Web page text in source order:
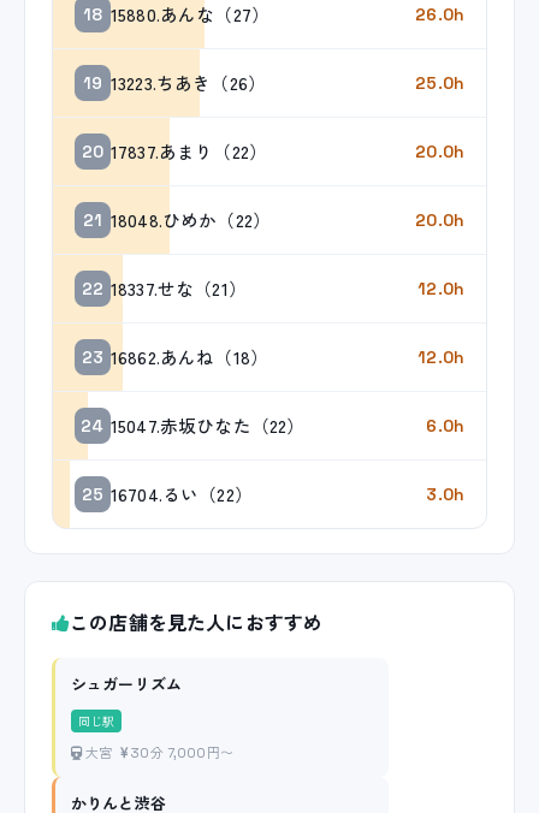
18 15880.あんな（27） 26.0h
19 13223.ちあき（26） 25.0h
20 17837.あまり（22） 20.0h
21 18048.ひめか（22） 20.0h
22 18337.せな（21） 12.0h
23 16862.あんね（18） 12.0h
24 15047.赤坂ひなた（22） 6.0h
25 16704.るい（22） 3.0h
この店舗を見た人におすすめ
シュガーリズム
同じ駅
大宮 30分 7,000円〜
かりんと渋谷